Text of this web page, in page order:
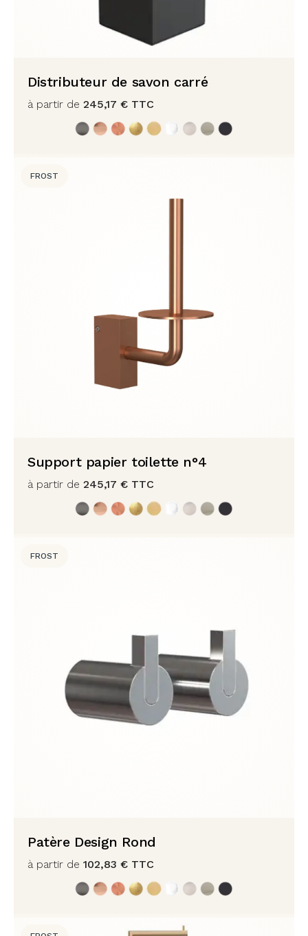
Distributeur de savon carré
à partir de 245,17 € TTC
FROST
Support papier toilette n°4
à partir de 245,17 € TTC
FROST
Patère Design Rond
à partir de 102,83 € TTC